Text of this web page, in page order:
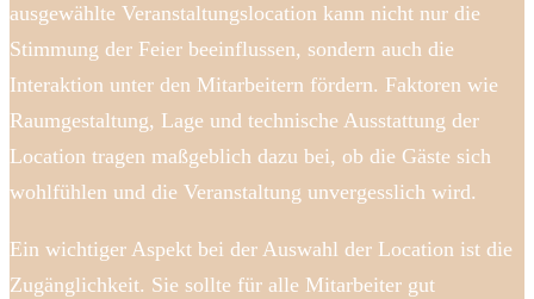
ausgewählte Veranstaltungslocation kann nicht nur die
Stimmung der Feier beeinflussen, sondern auch die
Interaktion unter den Mitarbeitern fördern. Faktoren wie
Raumgestaltung, Lage und technische Ausstattung der
Location tragen maßgeblich dazu bei, ob die Gäste sich
wohlfühlen und die Veranstaltung unvergesslich wird.
Ein wichtiger Aspekt bei der Auswahl der Location ist die
Zugänglichkeit. Sie sollte für alle Mitarbeiter gut